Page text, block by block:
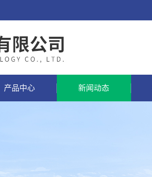
产品中心 新闻动态